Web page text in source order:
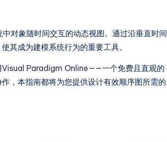
对象随时间交互的动态视图。通过沿垂直时间
其成为建模系统行为的重要工具。
Visual Paradigm Online——一个免费且直观的
，本指南都将为您提供设计有效顺序图所需的